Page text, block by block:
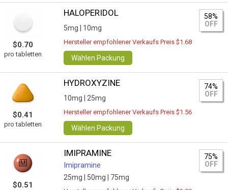
$0.70
pro tabletten
HALOPERIDOL
5mg | 10mg
58%
OFF
Hersteller empfohlener Verkaufs Preis $1.68
Wählen Packung
$0.41
pro tabletten
HYDROXYZINE
10mg | 25mg
74%
OFF
Hersteller empfohlener Verkaufs Preis $1.56
Wählen Packung
$0.51
IMIPRAMINE
Imipramine
25mg | 50mg | 75mg
75%
OFF